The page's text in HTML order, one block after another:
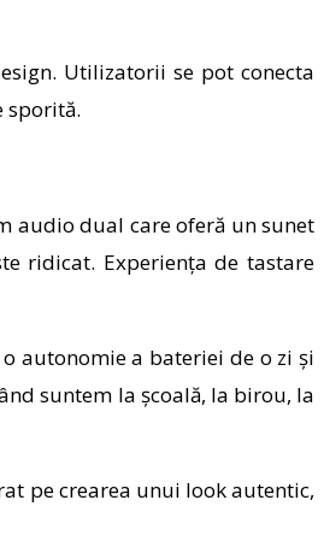
Utilizatorii se pot conecta
sporită.
audio dual care oferă un sunet
ridicat. Experiența de tastare
o autonomie a bateriei de o zi și
suntem la școală, la birou, la
pe crearea unui look autentic,